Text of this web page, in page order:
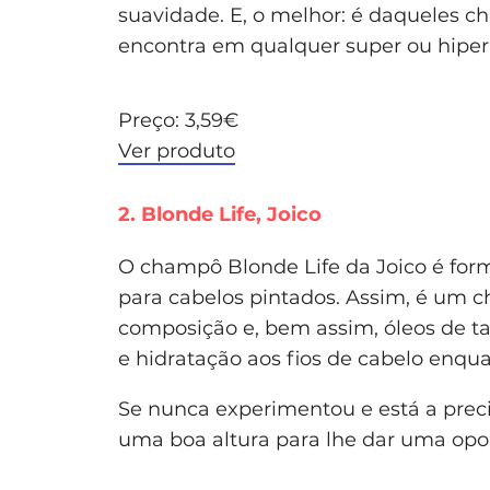
suavidade. E, o melhor: é daqueles
encontra em qualquer super ou
Preço: 3,59€
Ver produto
2. Blonde Life, Joico
O champô Blonde Life da Joico é
para cabelos pintados. Assim, é um
composição e, bem assim, óleos de
e hidratação aos fios de cabelo
Se nunca experimentou e está a
uma boa altura para lhe dar uma